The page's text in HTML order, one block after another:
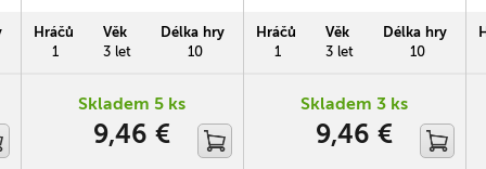
úspěšného první dílu. Kniha
obsahuje 12 oblíbených
noty, které si děti mohou
samy přehrát pomocí
Kouzelného piana.
Hráčů
1
Věk
3 let
Délka hry
10
Skladem 5 ks
9,46 €
úspěšného prvního a druhého
dílu. Kniha obsahuje 12
barevné noty, které si děti
mohou samy přehrát pomocí
Kouzelného piana.
Hráčů
1
Věk
3 let
Délka hry
10
Skladem 3 ks
9,46 €